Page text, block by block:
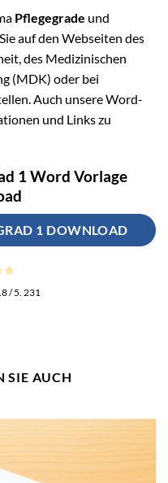
Pflegegrade und
auf den Webseiten des
des Medizinischen
(MDK) oder bei
Auch unsere Word-
und Links zu
1 Word Vorlage
1 DOWNLOAD
/ 5. 231
SIE AUCH